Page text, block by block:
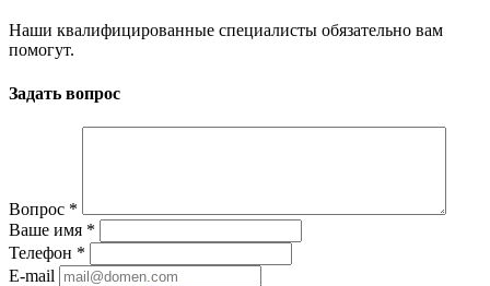
Наши квалифицированные специалисты обязательно вам
помогут.
Задать вопрос
Вопрос *
Ваше имя *
Телефон *
E-mail